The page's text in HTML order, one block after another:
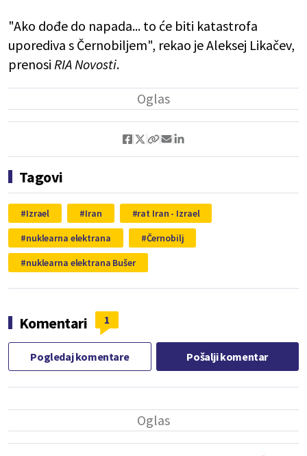
"Ako dođe do napada... to će biti katastrofa
uporediva s Černobiljem", rekao je Aleksej Likačev,
prenosi RIA Novosti.
Tagovi
Izrael Iran
rat Iran - Izrael
nuklearna elektrana
Černobilj
nuklearna elektrana Bušer
Komentari 1
Pogledaj komentare Pošalji komentar